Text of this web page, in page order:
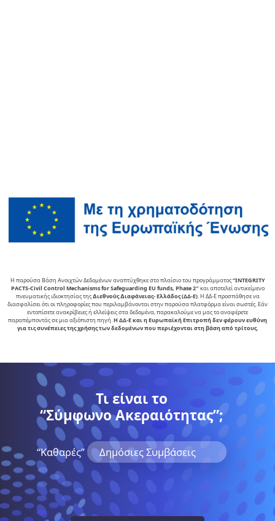
Η παρούσα Βάση Ανοιχτών Δεδομένων αναπτύχθηκε στο πλαίσιο του προγράμματος“INTEGRITY
PACTS-Civil Control Mechanisms for Safeguarding EU funds, Phase 2″και αποτελεί αντικείµενο
πνευµατικής ιδιοκτησίας της∆ιεθνούς ∆ιαφάνειας- Ελλάδος (ΔΔ-Ε). Η ΔΔ-Ε προσπάθησε να
διασφαλίσει ότι οι πληροφορίες που περιλαμβάνονται στην παρούσα πλατφόρμα είναι σωστές. Εάν
εντοπίσετε ανακρίβειες ή ελλείψεις στα δεδομένα, παρακαλούμε να μας το αναφέρετε
παραπέμποντάς σε μια αξιόπιστη πηγή.Η ΔΔ-Ε και η Ευρωπαϊκή Επιτροπή δεν φέρουν ευθύνη
για τις συνέπειες της χρήσης των δεδομένων που περιέχονται στη βάση από τρίτους.
Τι είναι το
“Σύμφωνο Ακεραιότητας”;
“Kαθαρές” Δημόσιες Συμβάσεις